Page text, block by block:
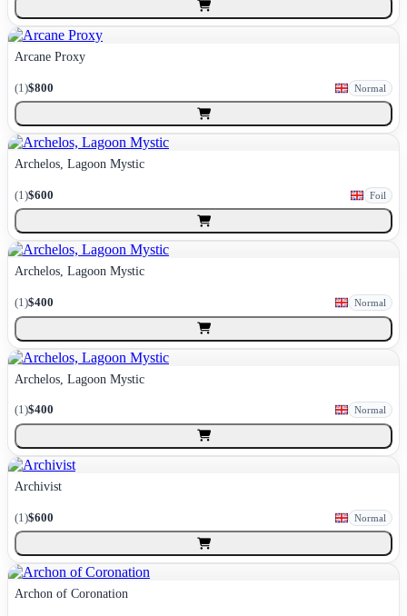
Arcane Proxy
(1)$800 Normal
Archelos, Lagoon Mystic
(1)$600 Foil
Archelos, Lagoon Mystic
(1)$400 Normal
Archelos, Lagoon Mystic
(1)$400 Normal
Archivist
(1)$600 Normal
Archon of Coronation